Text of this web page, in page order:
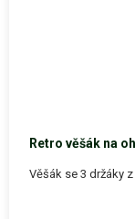
Retro věšák na
Věšák se 3 držáky